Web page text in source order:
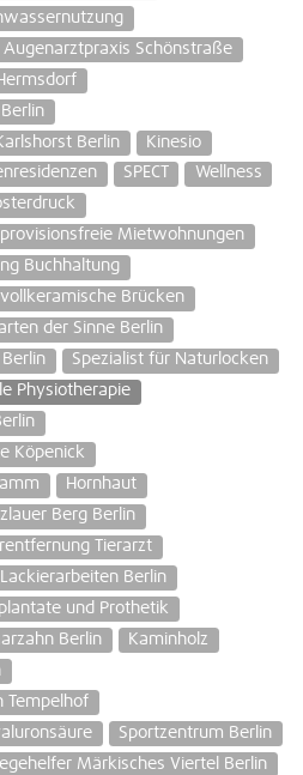
Augenarztpraxis Schönstraße
Berlin
Kinesio
SPECT
Wellness
provisionsfreie Mietwohnungen
Buchhaltung
vollkeramische Brücken
der Sinne Berlin
Spezialist für Naturlocken
Physiotherapie
Köpenick
Hornhaut
Berg Berlin
Tierarzt
Lackierarbeiten Berlin
und Prothetik
Berlin
Kaminholz
Tempelhof
Sportzentrum Berlin
Märkisches Viertel Berlin